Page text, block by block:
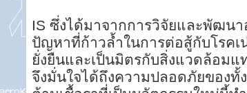
IS ซึ่งได้มาจากการวิจัยและพัฒนา
ปัญหาที่ก้าวล้ำในการต่อสู้กับโรคเ
ยั่งยืนและเป็นมิตรกับสิ่งแวดล้อมแ
จึงมั่นใจได้ถึงความปลอดภัยของทั้